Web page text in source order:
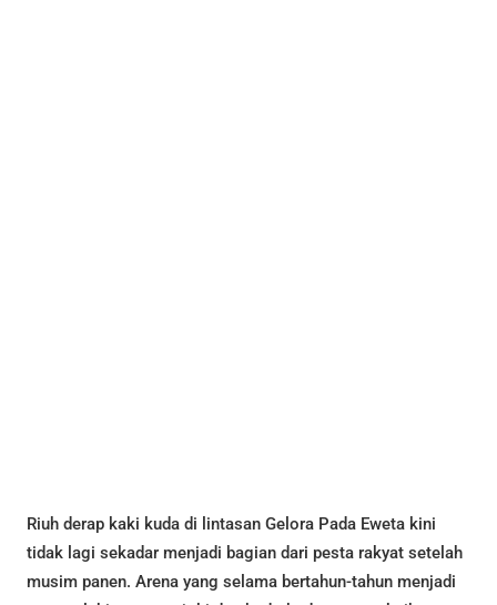
Riuh derap kaki kuda di lintasan Gelora Pada Eweta kini
tidak lagi sekadar menjadi bagian dari pesta rakyat setelah
musim panen. Arena yang selama bertahun-tahun menjadi